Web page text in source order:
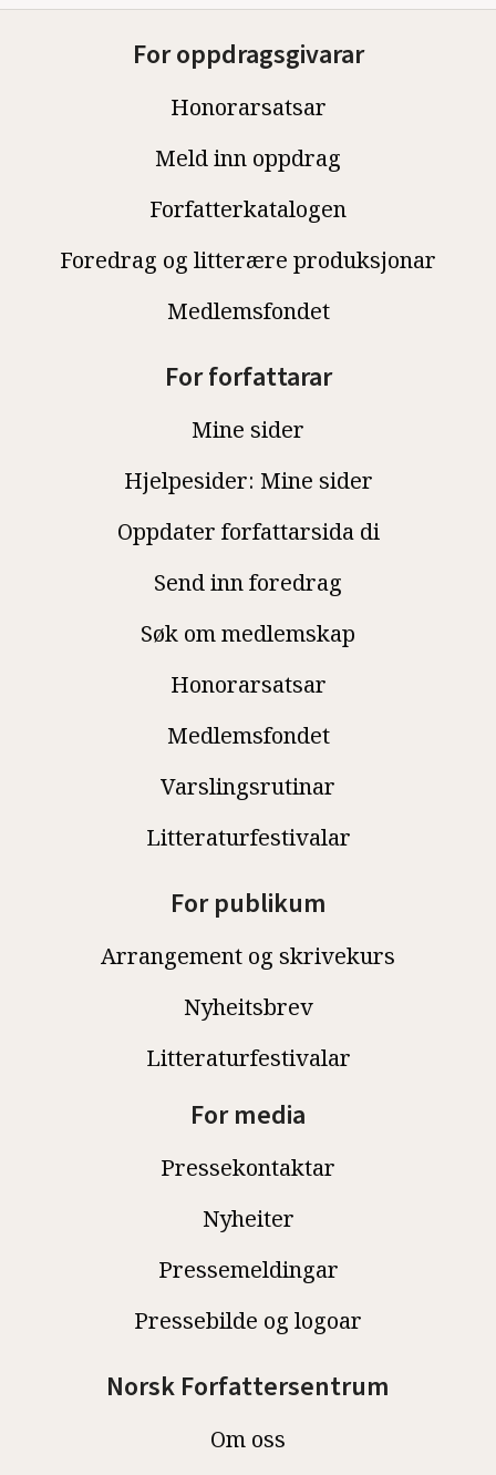
For oppdragsgivarar
Honorarsatsar
Meld inn oppdrag
Forfatterkatalogen
Foredrag og litterære produksjonar
Medlemsfondet
For forfattarar
Mine sider
Hjelpesider: Mine sider
Oppdater forfattarsida di
Send inn foredrag
Søk om medlemskap
Honorarsatsar
Medlemsfondet
Varslingsrutinar
Litteraturfestivalar
For publikum
Arrangement og skrivekurs
Nyheitsbrev
Litteraturfestivalar
For media
Pressekontaktar
Nyheiter
Pressemeldingar
Pressebilde og logoar
Norsk Forfattersentrum
Om oss